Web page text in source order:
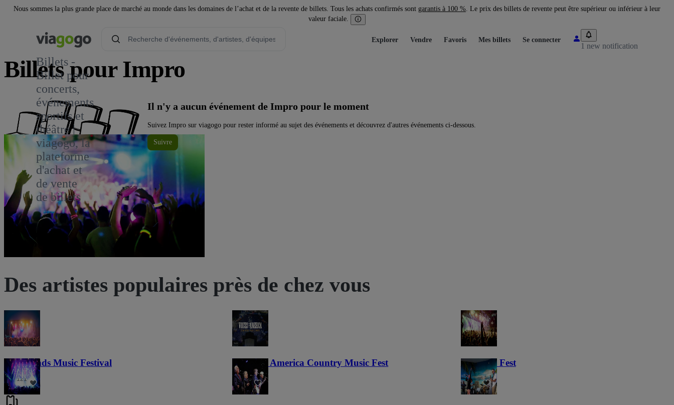
Nous sommes la plus grande place de marché au monde dans les domaines de l’achat et de la revente de billets. Tous les achats confirmés sont garantis à 100 %. Le prix des billets de revente peut être supérieur ou inférieur à leur
valeur faciale.
Billets -
Billet pour
concerts,
événements
sportifs et
théâtre |
viagogo, la
plateforme
d'achat et
de vente
de billets
Explorer Vendre Favoris Mes billets Se connecter
1 new notification
Billets pour Impro
Il n'y a aucun événement de Impro pour le moment
Suivez Impro sur viagogo pour rester informé au sujet des événements et découvrez d'autres événements ci-dessous.
Suivre
Des artistes populaires près de chez vous
Lost Lands Music Festival
121
Voices of America Country Music Fest
36
Haunted Fest
59